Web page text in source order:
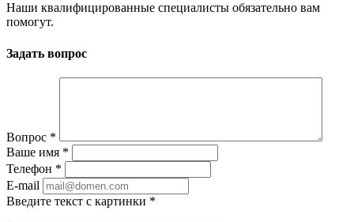
Наши квалифицированные специалисты обязательно вам
помогут.
Задать вопрос
Вопрос *
Ваше имя *
Телефон *
E-mail
Введите текст с картинки *